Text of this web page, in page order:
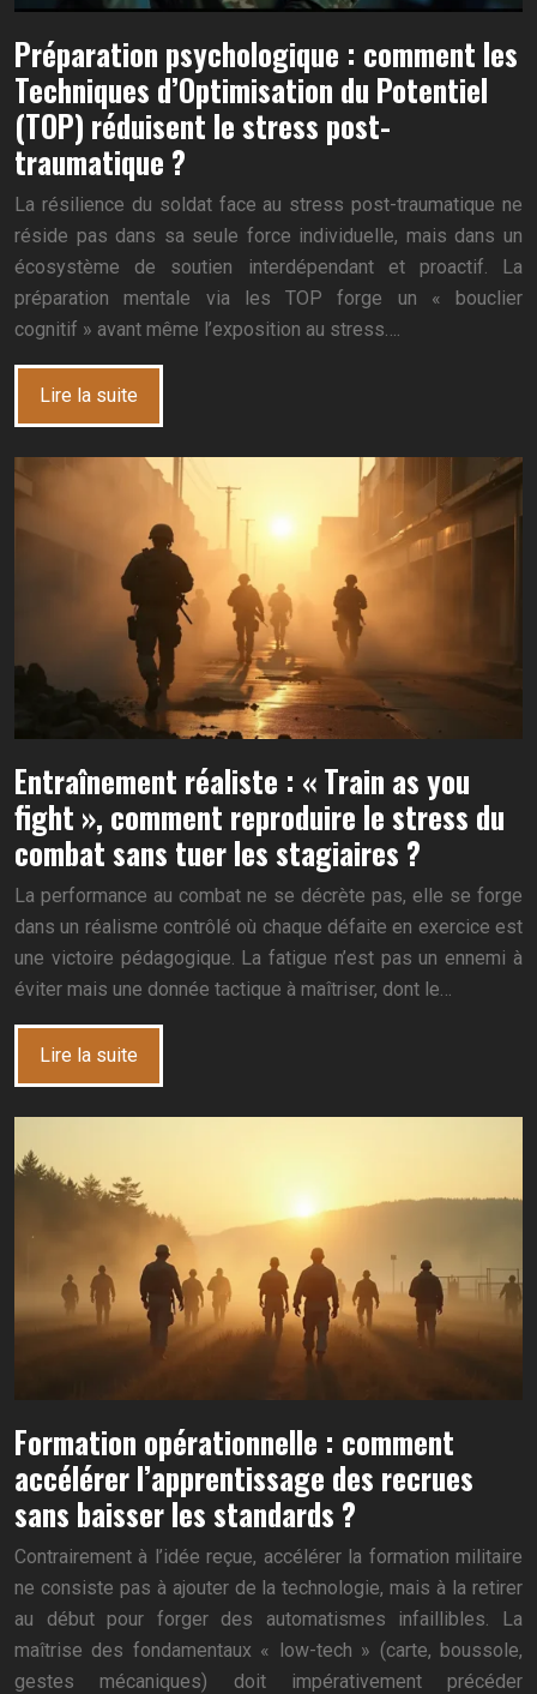
Préparation psychologique : comment les
Techniques d’Optimisation du Potentiel
(TOP) réduisent le stress post-
traumatique ?
La résilience du soldat face au stress post-traumatique ne
réside pas dans sa seule force individuelle, mais dans un
écosystème de soutien interdépendant et proactif. La
préparation mentale via les TOP forge un « bouclier
cognitif » avant même l’exposition au stress….
Lire la suite
Entraînement réaliste : « Train as you
fight », comment reproduire le stress du
combat sans tuer les stagiaires ?
La performance au combat ne se décrète pas, elle se forge
dans un réalisme contrôlé où chaque défaite en exercice est
une victoire pédagogique. La fatigue n’est pas un ennemi à
éviter mais une donnée tactique à maîtriser, dont le…
Lire la suite
Formation opérationnelle : comment
accélérer l’apprentissage des recrues
sans baisser les standards ?
Contrairement à l’idée reçue, accélérer la formation militaire
ne consiste pas à ajouter de la technologie, mais à la retirer
au début pour forger des automatismes infaillibles. La
maîtrise des fondamentaux « low-tech » (carte, boussole,
gestes mécaniques) doit impérativement précéder